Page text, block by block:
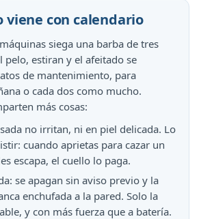
viene con calendario
siega una barba de tres
pelo, estiran y el afeitado se
de mantenimiento, para
o cada dos como mucho.
más cosas:
no irritan, ni en piel delicada. Lo
cuando aprietas para cazar un
escapa, el cuello lo paga.
se apagan sin aviso previo y la
enchufada a la pared. Solo la
y con más fuerza que a batería.